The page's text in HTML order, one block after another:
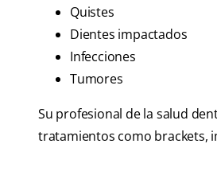
Quistes
Dientes impactados
Infecciones
Tumores
Su profesional de la salud
tratamientos como brackets,